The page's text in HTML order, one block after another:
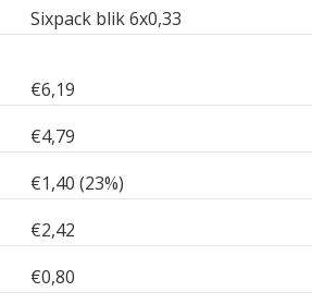
Sixpack blik 6x0,33
€6,19
€4,79
€1,40 (23%)
€2,42
€0,80